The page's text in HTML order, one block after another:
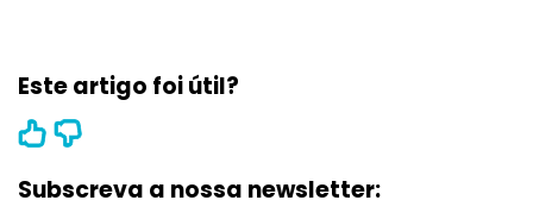
Este artigo foi útil?
Subscreva a nossa newsletter: